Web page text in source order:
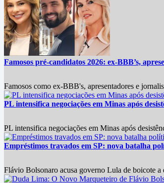
Famosos pré-candidatos 2026: ex-BBB’s,
Famosos como ex-BBB's, apresentadores e
PL intensifica negociações em Minas após
PL intensifica negociações em Minas após
Empréstimos travados em SP: nova batalha
Flávio Bolsonaro acusa governo Lula de boicote